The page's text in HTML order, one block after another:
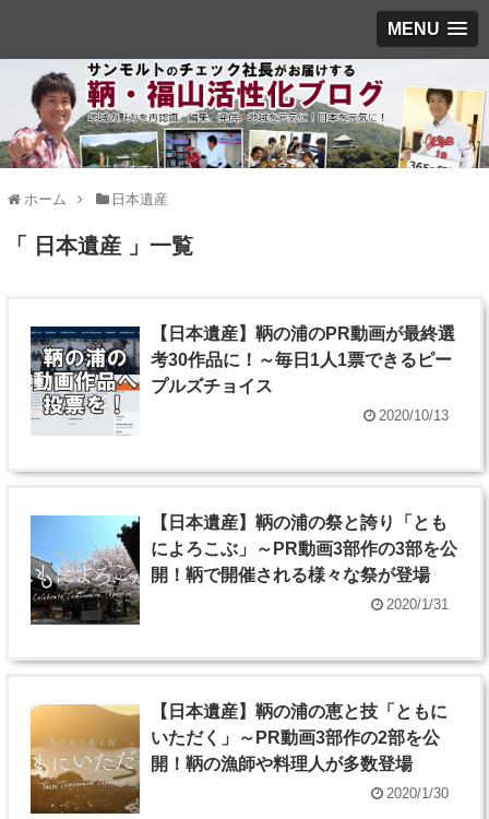
MENU
ホーム 日本遺産
「 日本遺産 」一覧
【日本遺産】鞆の浦のPR動画が最終選
考30作品に！～毎日1人1票できるピー
プルズチョイス
2020/10/13
【日本遺産】鞆の浦の祭と誇り「とも
によろこぶ」～PR動画3部作の3部を公
開！鞆で開催される様々な祭が登場
2020/1/31
【日本遺産】鞆の浦の恵と技「ともに
いただく」～PR動画3部作の2部を公
開！鞆の漁師や料理人が多数登場
2020/1/30